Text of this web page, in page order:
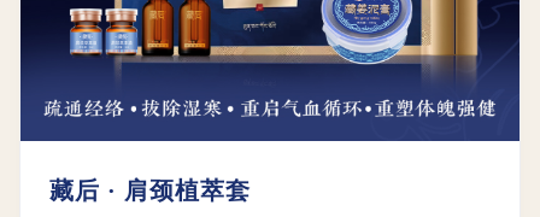
藏后 · 肩颈植萃套